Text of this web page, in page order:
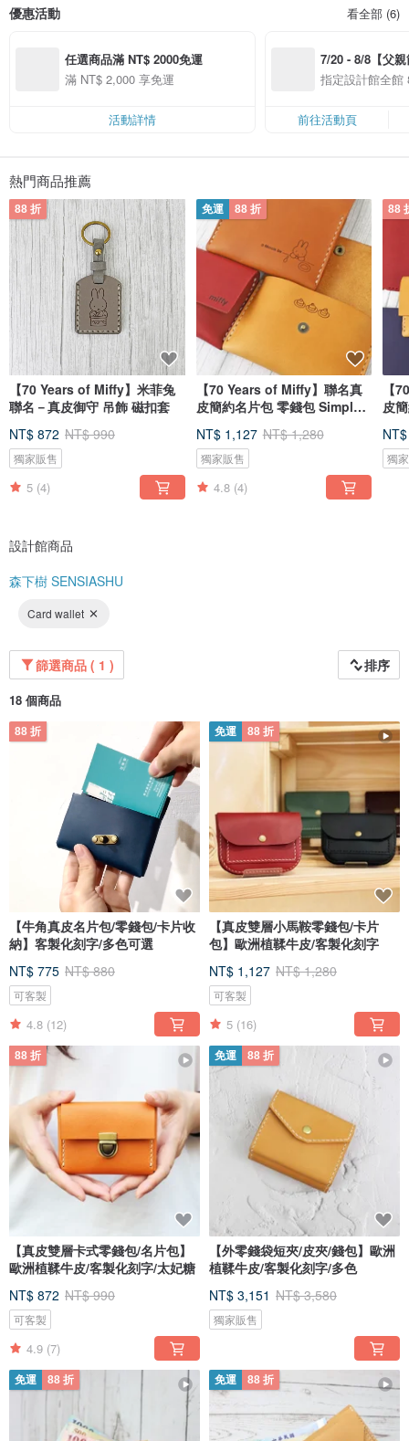
話。
作把這幸福感融入設計並創作出自然、簡約、實用的作品帶給大家，於是森下樹
這個品牌誕生了。
跡，透過使用者的日常磨擦與使用，展現獨一無二的色澤與故事。
美好、樸實、自然、簡約、實用，以這些理念為出發點去創作，從所有材料的選
用，到產品的製作，專注於每個細節處理，並精心製作，我們相信只有不斷用心
才能做出一個有溫度並且美好的手作皮革製品。
每件皮革製品，都是經過無數的反覆思考，不斷修改，手工縫製，加上每張植鞣
皮革的特殊紋理，每件作品除了是我們用心製作以外，更是獨一無二的作品，用
心製作。
我們相信手作的溫度，不只是一份美好的幸福，它更能傳遞這份美好能量到每個
人手裡。
Instagram @sensiashu
優惠活動 看全部 (6)
任選商品滿 NT$ 2000免運
滿 NT$ 2,000 享免運
活動詳情
7/20 - 8/8【父
案】精選品牌全
指定設計館全館
前往活動頁
熱門商品推薦
88 折
【70 Years of Miffy】米菲兔
聯名－真皮御守 吊飾 磁扣套
NT$ 872 NT$ 990
獨家販售
5 (4)
免運 88 折
【70 Years of Miffy】聯名真
皮簡約名片包 零錢包 Simple
NT$ 1,127 NT$ 1,280
獨家販售
4.8 (4)
88
【
皮
獨
設計館商品
森下樹 SENSIASHU
Card wallet
篩選商品 ( 1 ) 排序
18 個商品
88 折
【牛角真皮名片包/零錢包/卡片收
納】客製化刻字/多色可選
NT$ 775 NT$ 880
可客製
4.8 (12)
免運 88 折
【真皮雙層小馬鞍零錢包/卡片
包】歐洲植鞣牛皮/客製化刻字
NT$ 1,127 NT$ 1,280
可客製
5 (16)
88 折
【真皮雙層卡式零錢包/名片包】
歐洲植鞣牛皮/客製化刻字/太妃糖
NT$ 872 NT$ 990
可客製
4.9 (7)
免運 88 折
【外零錢袋短夾/皮夾/錢包】歐洲
植鞣牛皮/客製化刻字/多色
NT$ 3,151 NT$ 3,580
獨家販售
免運 88 折 免運 88 折